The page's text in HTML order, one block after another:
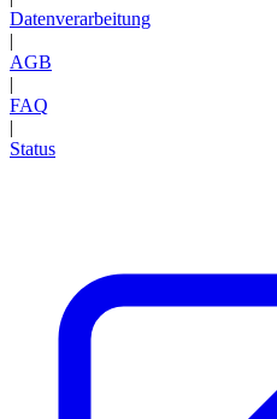
Datenverarbeitung
|
AGB
|
FAQ
|
Status